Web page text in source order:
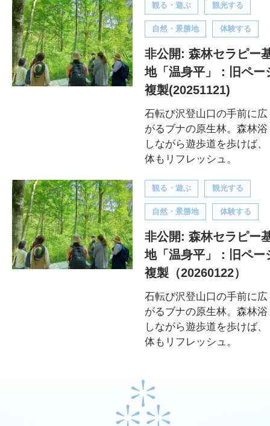
観る・遊ぶ 観光する
自然・景勝地 体験する
非公開: 森林セラピー
地「温身平」：旧ペー
複製(20251121)
石転び沢登山口の手前に広
がるブナの原生林。森林浴
しながら遊歩道を歩けば、
体もリフレッシュ。
観る・遊ぶ 観光する
自然・景勝地 体験する
非公開: 森林セラピー
地「温身平」：旧ペー
複製（20260122）
石転び沢登山口の手前に広
がるブナの原生林。森林浴
しながら遊歩道を歩けば、
体もリフレッシュ。